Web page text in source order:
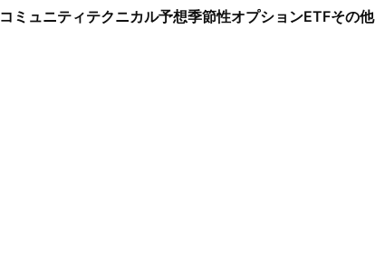
コミュニティテクニカル予想季節性オプションETFその他